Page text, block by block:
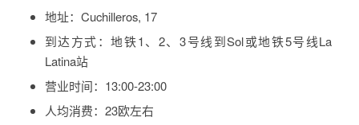
地址： Cuchilleros, 17
到达方式：地铁1、2、3号线到Sol或地铁5号线La
Latina站
营业时间： 13:00-23:00
人均消费：23欧左右